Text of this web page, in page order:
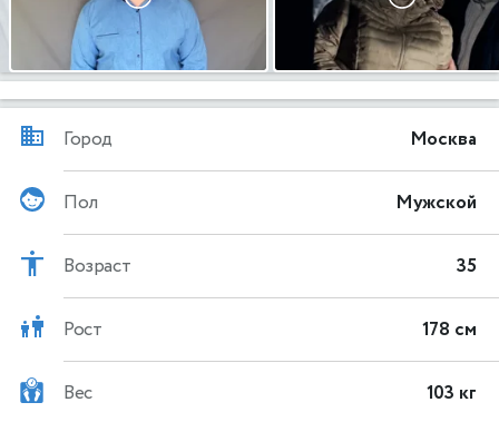
Город Москва
Пол Мужской
Возраст 35
Рост 178 см
Вес 103 кг